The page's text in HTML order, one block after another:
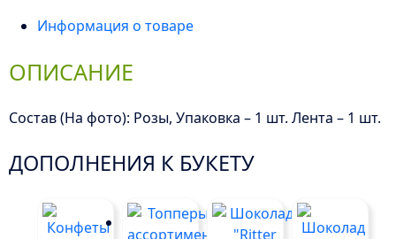
Информация о товаре
ОПИСАНИЕ
Состав (На фото): Розы, Упаковка – 1 шт. Лента – 1 шт.
ДОПОЛНЕНИЯ К БУКЕТУ